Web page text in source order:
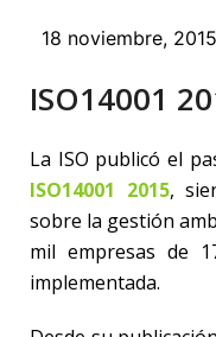
18 noviembre, 2015
ISO14001
La ISO publicó el
ISO14001 2015,
sobre la gestión
mil empresas de
implementada.